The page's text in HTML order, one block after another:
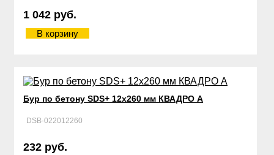
1 042 руб.
В корзину
Бур по бетону SDS+ 12х260 мм КВАДРО А
DSB-022012260
232 руб.